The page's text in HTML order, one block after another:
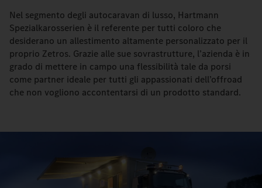
Nel segmento degli autocaravan di lusso, Hartmann
Spezialkarosserien è il referente per tutti coloro che
desiderano un allestimento altamente personalizzato per il
proprio Zetros. Grazie alle sue sovrastrutture, l’azienda è in
grado di mettere in campo una flessibilità tale da porsi
come partner ideale per tutti gli appassionati dell’offroad
che non vogliono accontentarsi di un prodotto standard.